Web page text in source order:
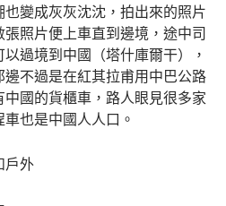
變成灰灰沈沈，拍出來的照片
照片便上車直到邊境，途中司
過境到中國（塔什庫爾干），
不過是在紅其拉甫用中巴公路
國的貨櫃車，路人眼見很多家
也是中國人人口。